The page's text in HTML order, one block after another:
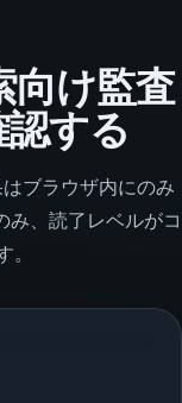
向け監査
する
ブラウザ内にのみ
、読了レベルがコ